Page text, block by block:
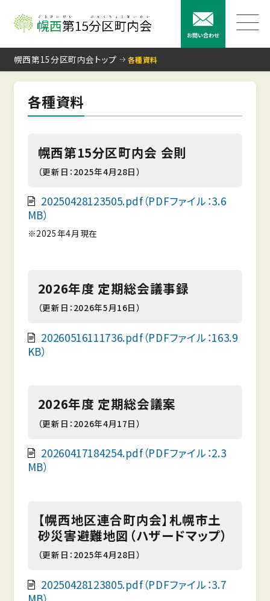
お問い合わせ
幌西第15分区町内会トップ 各種資料
各種資料
幌西第15分区町内会 会則
（更新日：2025年4月28日）
20250428123505.pdf（PDFファイル：3.6
MB）
※2025年4月現在
2026年度 定期総会議事録
（更新日：2026年5月16日）
20260516111736.pdf（PDFファイル：163.9
KB）
2026年度 定期総会議案
（更新日：2026年4月17日）
20260417184254.pdf（PDFファイル：2.3
MB）
【幌西地区連合町内会】札幌市土
砂災害避難地図（ハザードマップ）
（更新日：2025年4月28日）
20250428123805.pdf（PDFファイル：3.7